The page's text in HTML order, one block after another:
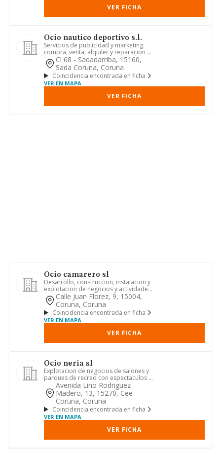
VER FICHA
Ocio nautico deportivo s.l.
Servicios de publicidad y marketing.
compra, venta, alquiler y reparacion de
embarcaciones de recre...
Cl 68 - Sadadarriba, 15160,
Sada Coruna, Coruna
Coincidencia encontrada en ficha
VER EN MAPA
VER FICHA
Ocio camarero sl
Desarrollo, construccion, instalacion y
explotacion de negocios y actividades
deportivas, de ocio y...
Calle Juan Florez, 9, 15004,
Coruna, Coruna
Coincidencia encontrada en ficha
VER EN MAPA
VER FICHA
Ocio neria sl
Explotacion de negocios de salones y
parques de recreo con espectaculos y
juegos infantiles
Avenida Lino Rodriguez
Madero, 13, 15270, Cee
Coruna, Coruna
Coincidencia encontrada en ficha
VER EN MAPA
VER FICHA